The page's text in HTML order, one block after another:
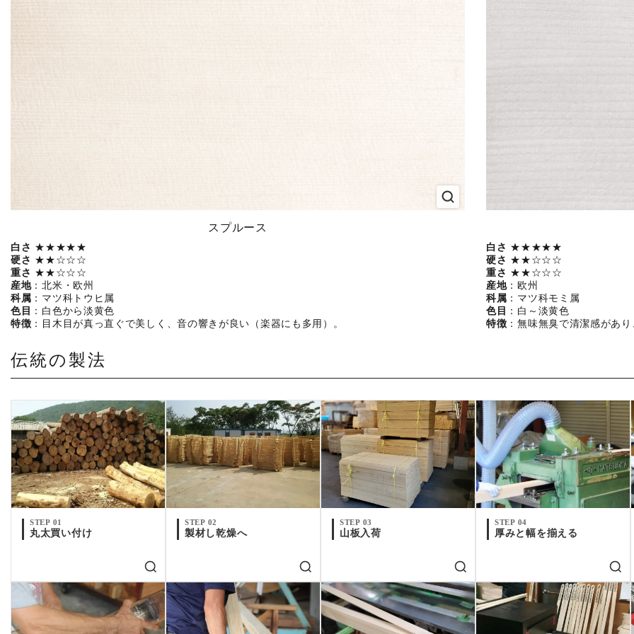
スプルース
白さ ★★★★★
硬さ ★★☆☆☆
重さ ★★☆☆☆
産地：北米・欧州
科属 ：マツ科トウヒ属
色目 ：白色から淡黄色
特徴 ：目木目が真っ直ぐで美しく、音の響きが良い（楽器にも多用）。
白さ ★★★★★
硬さ ★★☆☆☆
重さ ★★☆☆☆
産地：欧州
科属 ：マツ科モミ属
色目 ：白～淡黄色
特徴 ：無味無臭で清潔感があ
伝統の製法
STEP 01
丸太買い付け
STEP 02
製材し乾燥へ
STEP 03
山板入荷
STEP 04
厚みと幅を揃える